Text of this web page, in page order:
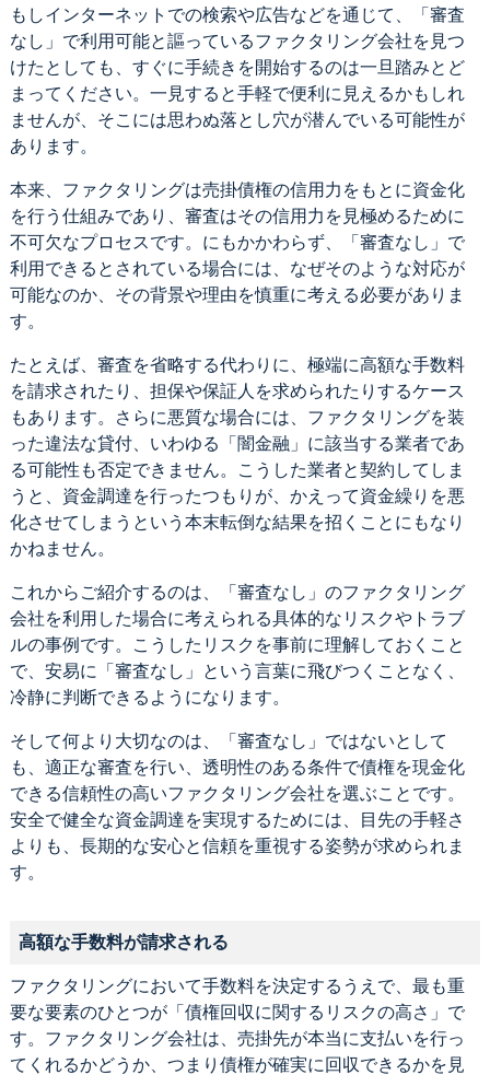
もしインターネットでの検索や広告などを通じて、「審査
なし」で利用可能と謳っているファクタリング会社を見つ
けたとしても、すぐに手続きを開始するのは一旦踏みとど
まってください。一見すると手軽で便利に見えるかもしれ
ませんが、そこには思わぬ落とし穴が潜んでいる可能性が
あります。
本来、ファクタリングは売掛債権の信用力をもとに資金化
を行う仕組みであり、審査はその信用力を見極めるために
不可欠なプロセスです。にもかかわらず、「審査なし」で
利用できるとされている場合には、なぜそのような対応が
可能なのか、その背景や理由を慎重に考える必要がありま
す。
たとえば、審査を省略する代わりに、極端に高額な手数料
を請求されたり、担保や保証人を求められたりするケース
もあります。さらに悪質な場合には、ファクタリングを装
った違法な貸付、いわゆる「闇金融」に該当する業者であ
る可能性も否定できません。こうした業者と契約してしま
うと、資金調達を行ったつもりが、かえって資金繰りを悪
化させてしまうという本末転倒な結果を招くことにもなり
かねません。
これからご紹介するのは、「審査なし」のファクタリング
会社を利用した場合に考えられる具体的なリスクやトラブ
ルの事例です。こうしたリスクを事前に理解しておくこと
で、安易に「審査なし」という言葉に飛びつくことなく、
冷静に判断できるようになります。
そして何より大切なのは、「審査なし」ではないとして
も、適正な審査を行い、透明性のある条件で債権を現金化
できる信頼性の高いファクタリング会社を選ぶことです。
安全で健全な資金調達を実現するためには、目先の手軽さ
よりも、長期的な安心と信頼を重視する姿勢が求められま
す。
高額な手数料が請求される
ファクタリングにおいて手数料を決定するうえで、最も重
要な要素のひとつが「債権回収に関するリスクの高さ」で
す。ファクタリング会社は、売掛先が本当に支払いを行っ
てくれるかどうか、つまり債権が確実に回収できるかを見